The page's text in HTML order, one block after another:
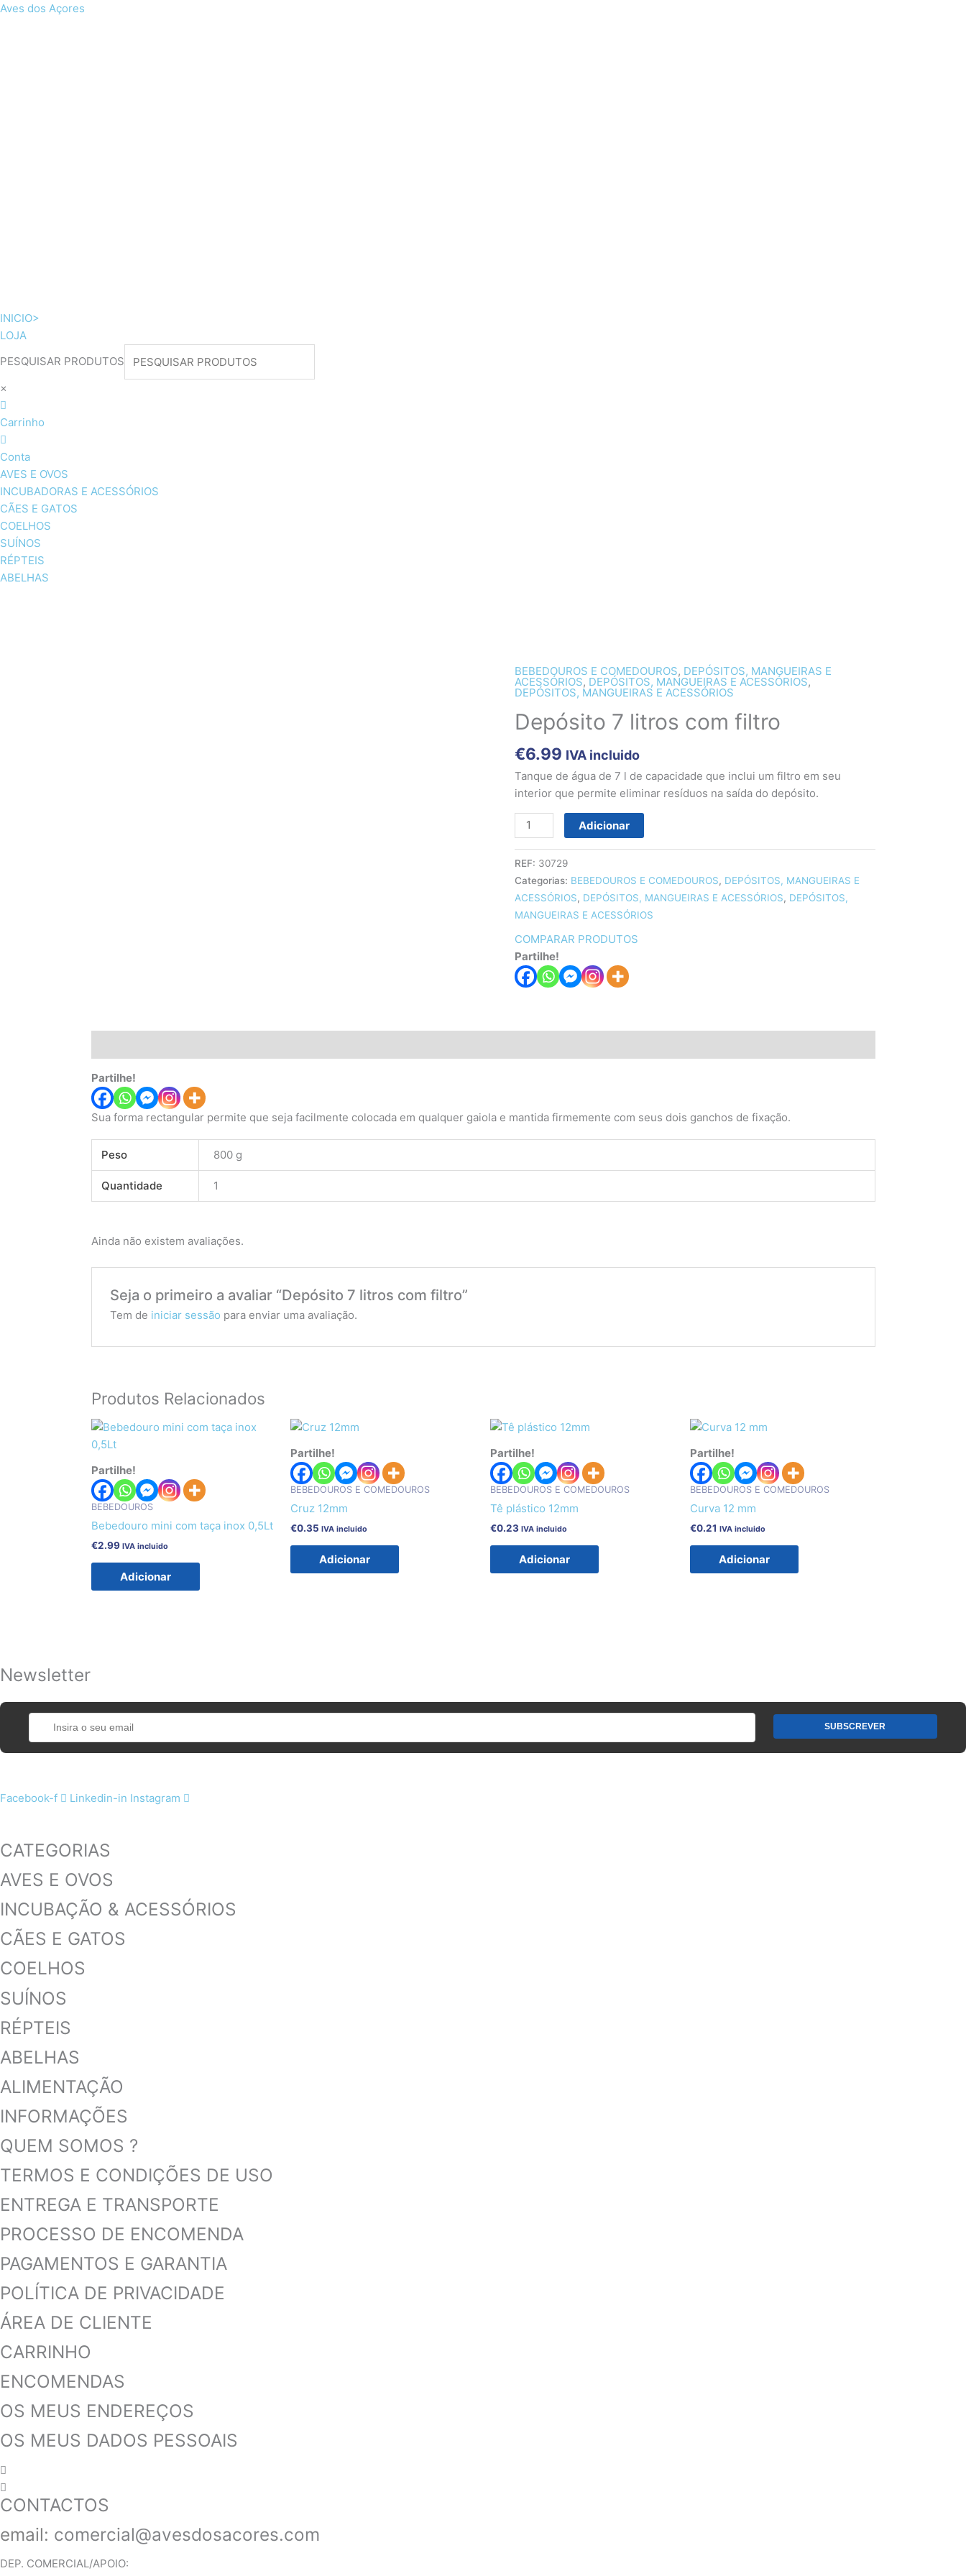
Skip
Aves dos Açores
INICIO>
LOJA
PESQUISAR PRODUTOS
×
Carrinho
Conta
AVES E OVOS
INCUBADORAS E ACESSÓRIOS
CÃES E GATOS
COELHOS
SUÍNOS
RÉPTEIS
ABELHAS
BEBEDOUROS E COMEDOUROS, DEPÓSITOS, MANGUEIRAS E
ACESSÓRIOS, DEPÓSITOS, MANGUEIRAS E ACESSÓRIOS,
DEPÓSITOS, MANGUEIRAS E ACESSÓRIOS
Depósito 7 litros com filtro
€6.99 IVA incluido
Tanque de água de 7 l de capacidade que inclui um filtro em seu
interior que permite eliminar resíduos na saída do depósito.
Quantidade
de
7
com
filtro
Adicionar
REF: 30729
Categorias: BEBEDOUROS E COMEDOUROS, DEPÓSITOS, MANGUEIRAS E
ACESSÓRIOS, DEPÓSITOS, MANGUEIRAS E ACESSÓRIOS, DEPÓSITOS,
MANGUEIRAS E ACESSÓRIOS
COMPARAR PRODUTOS
Partilhe!
Partilhe!
Sua forma rectangular permite que seja facilmente colocada em qualquer gaiola e mantida firmemente com seus dois ganchos de fixação.
Peso 800 g
Quantidade 1
Ainda não existem avaliações.
Seja o primeiro a avaliar “Depósito 7 litros com filtro”
Tem de iniciar sessão para enviar uma avaliação.
Produtos Relacionados
Partilhe!
BEBEDOUROS
Bebedouro mini com taça inox 0,5Lt
€2.99 IVA incluido
Adicionar
Partilhe!
BEBEDOUROS E COMEDOUROS
Cruz 12mm
€0.35 IVA incluido
Adicionar
Partilhe!
BEBEDOUROS E COMEDOUROS
Tê plástico 12mm
€0.23 IVA incluido
Adicionar
Partilhe!
BEBEDOUROS E COMEDOUROS
Curva 12 mm
€0.21 IVA incluido
Adicionar
Newsletter
Facebook-f Linkedin-in Instagram
CATEGORIAS
AVES E OVOS
INCUBAÇÃO & ACESSÓRIOS
CÃES E GATOS
COELHOS
SUÍNOS
RÉPTEIS
ABELHAS
ALIMENTAÇÃO
INFORMAÇÕES
QUEM SOMOS ?
TERMOS E CONDIÇÕES DE USO
ENTREGA E TRANSPORTE
PROCESSO DE ENCOMENDA
PAGAMENTOS E GARANTIA
POLÍTICA DE PRIVACIDADE
ÁREA DE CLIENTE
CARRINHO
ENCOMENDAS
OS MEUS ENDEREÇOS
OS MEUS DADOS PESSOAIS
CONTACTOS
email: comercial@avesdosacores.com
DEP. COMERCIAL/APOIO: